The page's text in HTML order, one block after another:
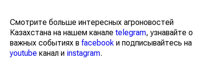
Смотрите больше интересных агроновостей
Казахстана на нашем канале telegram, узнавайте о
важных событиях в facebook и подписывайтесь на
youtube канал и instagram.